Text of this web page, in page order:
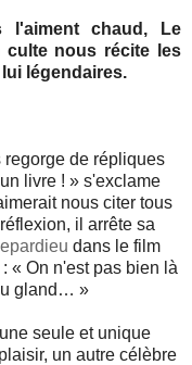
l'aiment chaud, Le
culte nous récite les
légendaires.
regorge de répliques
livre ! » s'exclame
nous citer tous
il arrête sa
dans le film
« On n'est pas bien là
gland… »
seule et unique
un autre célèbre